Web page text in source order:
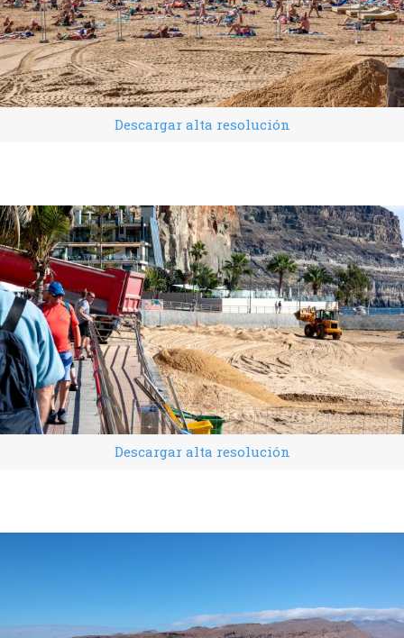
Descargar alta resolución
Descargar alta resolución